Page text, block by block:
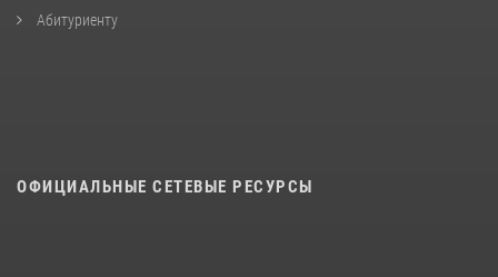
Абитуриенту
ОФИЦИАЛЬНЫЕ СЕТЕВЫЕ РЕСУРСЫ